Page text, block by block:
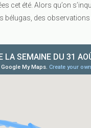
cet été. Alors qu’on
bélugas, des